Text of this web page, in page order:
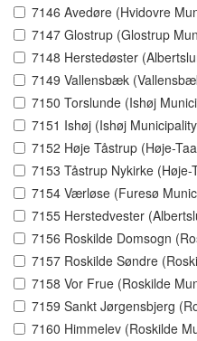
7146 Avedøre (Hvidovre
7147 Glostrup (Glostrup
7148 Herstedøster
7149 Vallensbæk
7150 Torslunde (Ishøj
7151 Ishøj (Ishøj
7152 Høje Tåstrup (Høje-
7153 Tåstrup Nykirke
7154 Værløse (Furesø
7155 Herstedvester
7156 Roskilde Domsogn
7157 Roskilde Søndre
7158 Vor Frue (Roskilde
7159 Sankt Jørgensbjerg
7160 Himmelev (Roskilde